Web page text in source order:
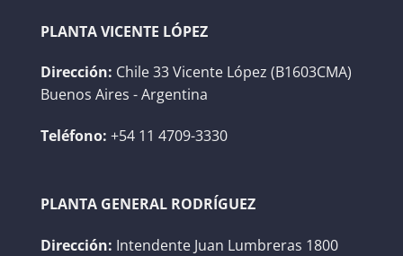
PLANTA VICENTE LÓPEZ
Dirección: Chile 33 Vicente López (B1603CMA)
Buenos Aires - Argentina
Teléfono: +54 11 4709-3330
PLANTA GENERAL RODRÍGUEZ
Dirección: Intendente Juan Lumbreras 1800